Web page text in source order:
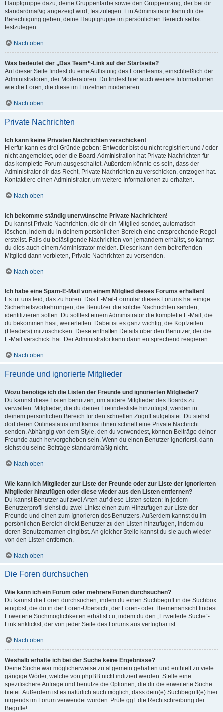
Hauptgruppe dazu, deine Gruppenfarbe sowie den Gruppenrang, der bei dir
standardmäßig angezeigt wird, festzulegen. Ein Administrator kann dir die
Berechtigung geben, deine Hauptgruppe im persönlichen Bereich selbst
festzulegen.
Nach oben
Was bedeutet der „Das Team“-Link auf der Startseite?
Auf dieser Seite findest du eine Auflistung des Forenteams, einschließlich der
Administratoren, der Moderatoren. Du findest hier auch weitere Informationen
wie die Foren, die diese im Einzelnen moderieren.
Nach oben
Private Nachrichten
Ich kann keine Privaten Nachrichten verschicken!
Hierfür kann es drei Gründe geben: Entweder bist du nicht registriert und / oder
nicht angemeldet, oder die Board-Administration hat Private Nachrichten für
das komplette Forum ausgeschaltet. Außerdem könnte es sein, dass der
Administrator dir das Recht, Private Nachrichten zu verschicken, entzogen hat.
Kontaktiere einen Administrator, um weitere Informationen zu erhalten.
Nach oben
Ich bekomme ständig unerwünschte Private Nachrichten!
Du kannst Private Nachrichten, die dir ein Mitglied sendet, automatisch
löschen, indem du in deinem persönlichen Bereich eine entsprechende Regel
erstellst. Falls du belästigende Nachrichten von jemandem erhältst, so kannst
du dies auch einem Administrator melden. Dieser kann dem betreffenden
Mitglied dann verbieten, Private Nachrichten zu versenden.
Nach oben
Ich habe eine Spam-E-Mail von einem Mitglied dieses Forums erhalten!
Es tut uns leid, das zu hören. Das E-Mail-Formular dieses Forums hat einige
Sicherheitsvorkehrungen, die Benutzer, die solche Nachrichten senden,
identifizieren sollen. Du solltest einem Administrator die komplette E-Mail, die
du bekommen hast, weiterleiten. Dabei ist es ganz wichtig, die Kopfzeilen
(Headers) mitzuschicken. Diese enthalten Details über den Benutzer, der die
E-Mail verschickt hat. Der Administrator kann dann entsprechend reagieren.
Nach oben
Freunde und ignorierte Mitglieder
Wozu benötige ich die Listen der Freunde und ignorierten Mitglieder?
Du kannst diese Listen benutzen, um andere Mitglieder des Boards zu
verwalten. Mitglieder, die du deiner Freundesliste hinzufügst, werden in
deinem persönlichen Bereich für den schnellen Zugriff aufgelistet. Du siehst
dort deren Onlinestatus und kannst ihnen schnell eine Private Nachricht
senden. Abhängig von dem Style, den du verwendest, können Beiträge deiner
Freunde auch hervorgehoben sein. Wenn du einen Benutzer ignorierst, dann
siehst du seine Beiträge standardmäßig nicht.
Nach oben
Wie kann ich Mitglieder zur Liste der Freunde oder zur Liste der ignorierten
Mitglieder hinzufügen oder diese wieder aus den Listen entfernen?
Du kannst Benutzer auf zwei Arten auf diese Listen setzen: In jedem
Benutzerprofil siehst du zwei Links: einen zum Hinzufügen zur Liste der
Freunde und einen zum Ignorieren des Benutzers. Außerdem kannst du im
persönlichen Bereich direkt Benutzer zu den Listen hinzufügen, indem du
deren Benutzernamen eingibst. An gleicher Stelle kannst du sie auch wieder
von den Listen entfernen.
Nach oben
Die Foren durchsuchen
Wie kann ich ein Forum oder mehrere Foren durchsuchen?
Du kannst die Foren durchsuchen, indem du einen Suchbegriff in die Suchbox
eingibst, die du in der Foren-Übersicht, der Foren- oder Themenansicht findest.
Erweiterte Suchmöglichkeiten erhältst du, indem du den „Erweiterte Suche“-
Link anklickst, der von jeder Seite des Forums aus verfügbar ist.
Nach oben
Weshalb erhalte ich bei der Suche keine Ergebnisse?
Deine Suche war möglicherweise zu allgemein gehalten und enthielt zu viele
gängige Wörter, welche von phpBB nicht indiziert werden. Stelle eine
spezifischere Anfrage und benutze die Optionen, die dir die erweiterte Suche
bietet. Außerdem ist es natürlich auch möglich, dass dein(e) Suchbegriff(e) hier
nirgends im Forum verwendet wurden. Prüfe ggf. die Rechtschreibung der
Begriffe!